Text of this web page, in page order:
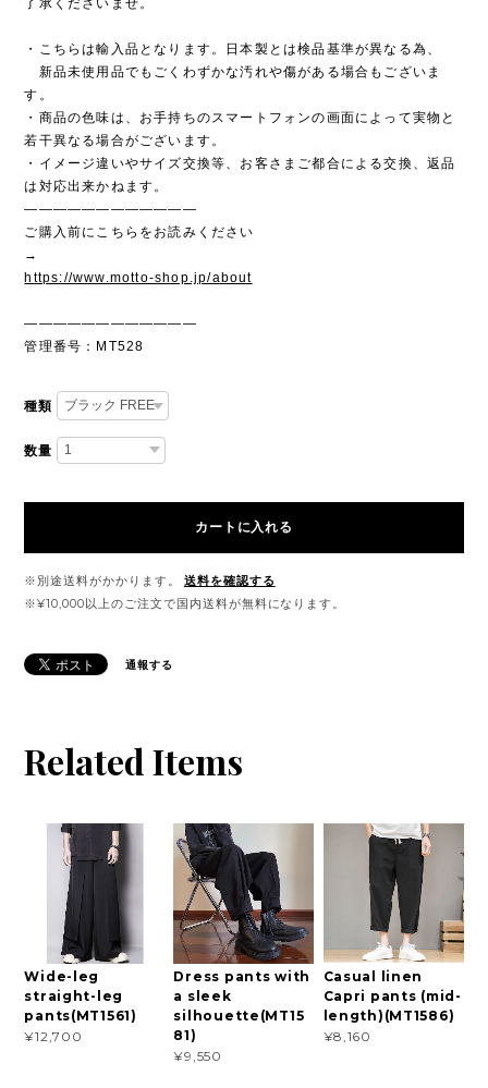
・こちらは輸入品となります。日本製とは検品基準が異なる為、
新品未使用品でもごくわずかな汚れや傷がある場合もございま
す。
・商品の色味は、お手持ちのスマートフォンの画面によって実物と
若干異なる場合がございます。
・イメージ違いやサイズ交換等、お客さまご都合による交換、返品
は対応出来かねます。
————————————
ご購入前にこちらをお読みください
→
https://www.motto-shop.jp/about
————————————
管理番号：MT528
種類
数量
カートに入れる
※別途送料がかかります。
送料を確認する
※¥10,000以上のご注文で国内送料が無料になります。
通報する
Related Items
Wide-leg
straight-leg
pants(MT1561)
¥12,700
Dress pants with
a sleek
silhouette(MT15
81)
¥9,550
Casual linen
Capri pants (mid-
length)(MT1586)
¥8,160